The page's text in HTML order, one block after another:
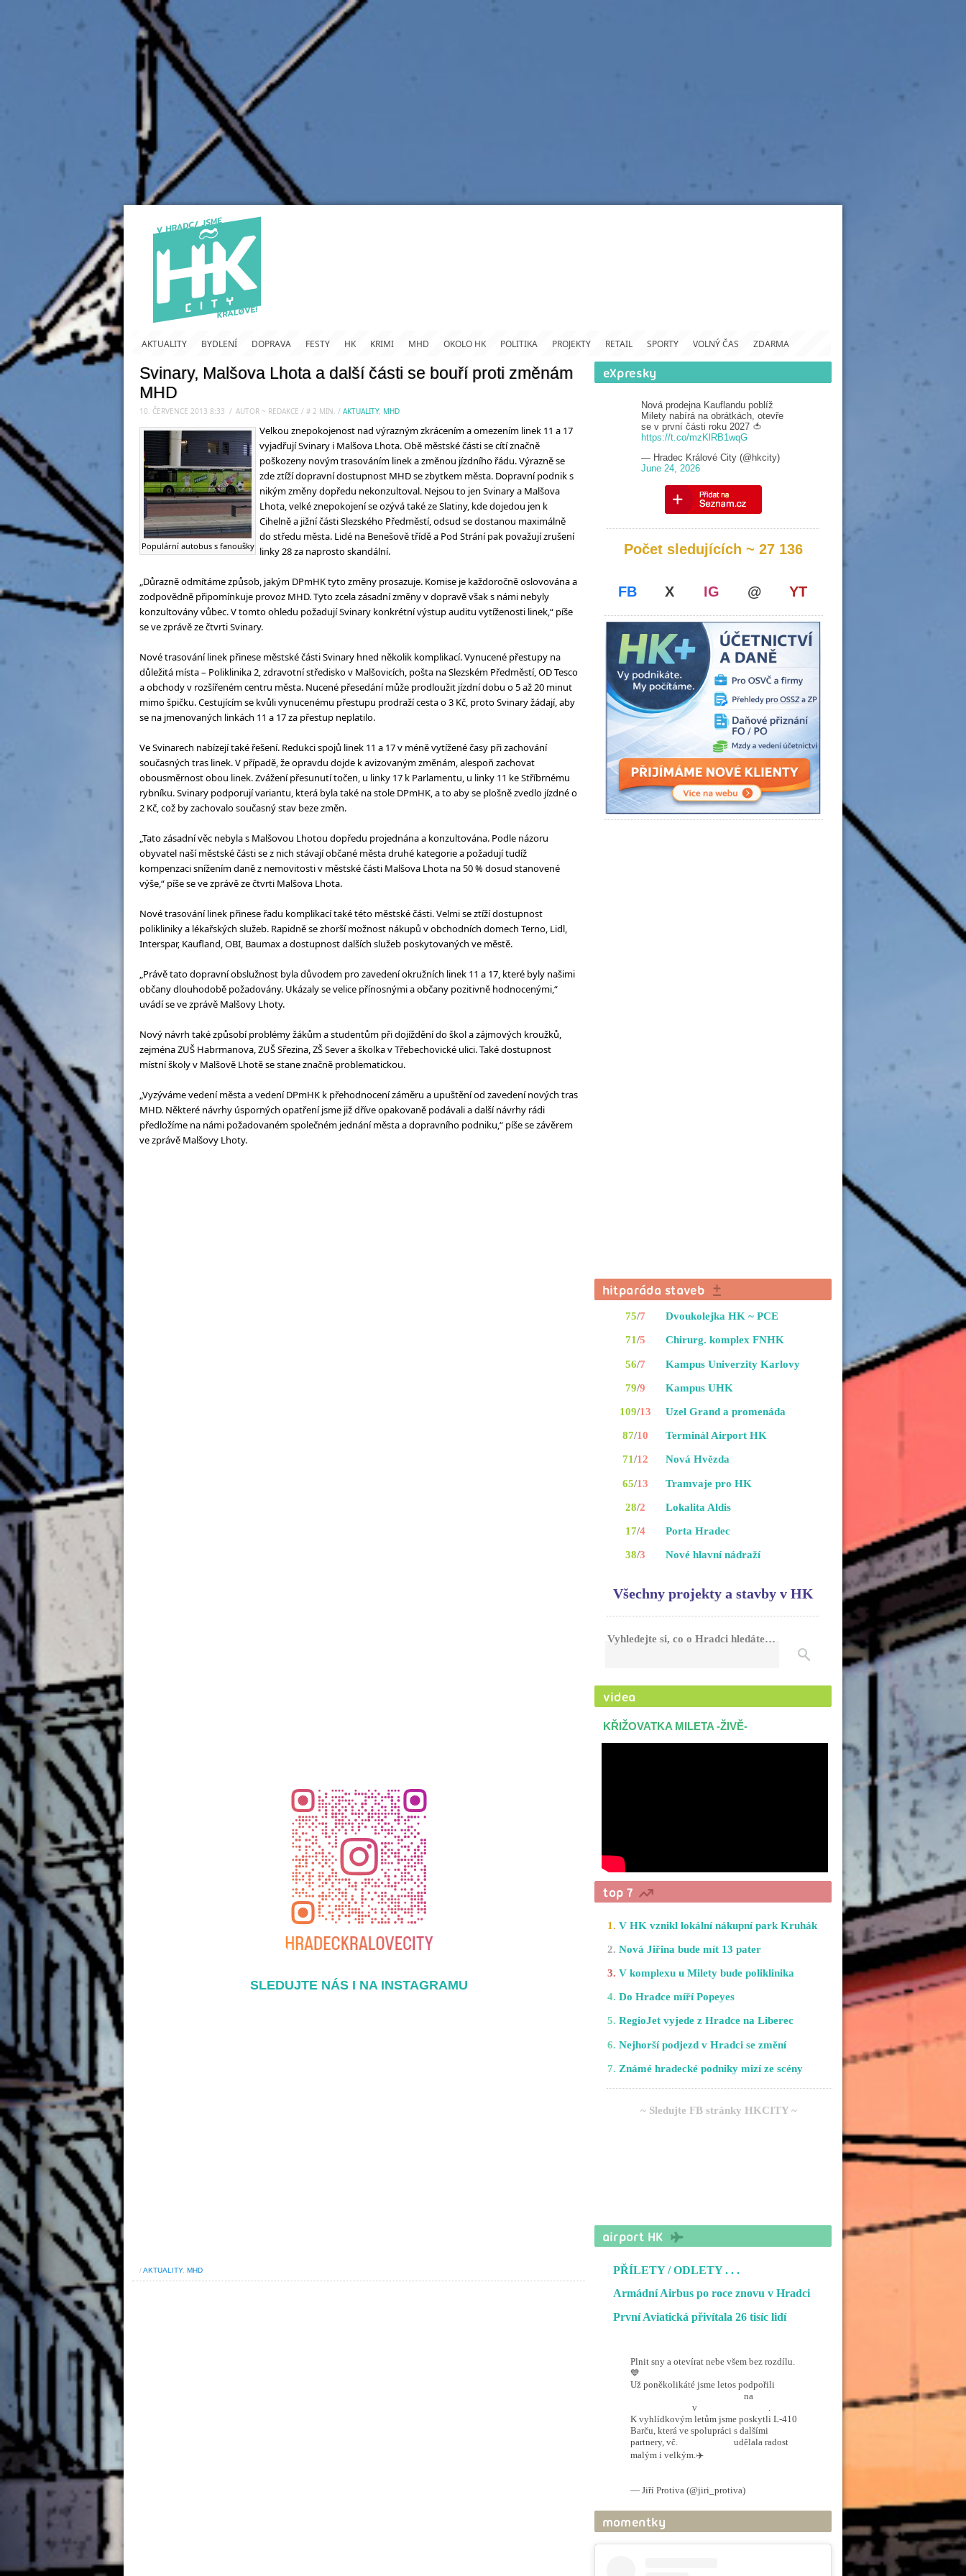
AKTUALITY BYDLENÍ DOPRAVA FESTY HK KRIMI MHD OKOLO HK POLITIKA PROJEKTY RETAIL SPORTY VOLNÝ ČAS ZDARMA
Svinary, Malšova Lhota a další části se bouří proti změnám
MHD
10. ČERVENCE 2013 8:33 / AUTOR ~ REDAKCE / # 2 MIN. / AKTUALITY, MHD
Populární autobus s fanoušky
Velkou znepokojenost nad výrazným zkrácením a omezením linek 11 a 17
vyjadřují Svinary i Malšova Lhota. Obě městské části se cítí značně
poškozeny novým trasováním linek a změnou jízdního řádu. Výrazně se
zde ztíží dopravní dostupnost MHD se zbytkem města. Dopravní podnik s
nikým změny dopředu nekonzultoval. Nejsou to jen Svinary a Malšova
Lhota, velké znepokojení se ozývá také ze Slatiny, kde dojedou jen k
Cihelně a jižní části Slezského Předměstí, odsud se dostanou maximálně
do středu města. Lidé na Benešově třídě a Pod Strání pak považují zrušení
linky 28 za naprosto skandální.
„Důrazně odmítáme způsob, jakým DPmHK tyto změny prosazuje. Komise je každoročně oslovována a
zodpovědně připomínkuje provoz MHD. Tyto zcela zásadní změny v dopravě však s námi nebyly
konzultovány vůbec. V tomto ohledu požadují Svinary konkrétní výstup auditu vytíženosti linek,“ píše
se ve zprávě ze čtvrti Svinary.
Nové trasování linek přinese městské části Svinary hned několik komplikací. Vynucené přestupy na
důležitá místa – Poliklinika 2, zdravotní středisko v Malšovicích, pošta na Slezském Předměstí, OD Tesco
a obchody v rozšířeném centru města. Nucené přesedání může prodloužit jízdní dobu o 5 až 20 minut
mimo špičku. Cestujícím se kvůli vynucenému přestupu prodraží cesta o 3 Kč, proto Svinary žádají, aby
se na jmenovaných linkách 11 a 17 za přestup neplatilo.
Ve Svinarech nabízejí také řešení. Redukci spojů linek 11 a 17 v méně vytížené časy při zachování
současných tras linek. V případě, že opravdu dojde k avizovaným změnám, alespoň zachovat
obousměrnost obou linek. Zvážení přesunutí točen, u linky 17 k Parlamentu, u linky 11 ke Stříbrnému
rybníku. Svinary podporují variantu, která byla také na stole DPmHK, a to aby se plošně zvedlo jízdné o
2 Kč, což by zachovalo současný stav beze změn.
„Tato zásadní věc nebyla s Malšovou Lhotou dopředu projednána a konzultována. Podle názoru
obyvatel naší městské části se z nich stávají občané města druhé kategorie a požadují tudíž
kompenzaci snížením daně z nemovitosti v městské části Malšova Lhota na 50 % dosud stanovené
výše,“ píše se ve zprávě ze čtvrti Malšova Lhota.
Nové trasování linek přinese řadu komplikací také této městské části. Velmi se ztíží dostupnost
polikliniky a lékařských služeb. Rapidně se zhorší možnost nákupů v obchodních domech Terno, Lidl,
Interspar, Kaufland, OBI, Baumax a dostupnost dalších služeb poskytovaných ve městě.
„Právě tato dopravní obslužnost byla důvodem pro zavedení okružních linek 11 a 17, které byly našimi
občany dlouhodobě požadovány. Ukázaly se velice přínosnými a občany pozitivně hodnocenými,“
uvádí se ve zprávě Malšovy Lhoty.
Nový návrh také způsobí problémy žákům a studentům při dojíždění do škol a zájmových kroužků,
zejména ZUŠ Habrmanova, ZUŠ Sřezina, ZŠ Sever a školka v Třebechovické ulici. Také dostupnost
místní školy v Malšově Lhotě se stane značně problematickou.
„Vyzýváme vedení města a vedení DPmHK k přehodnocení záměru a upuštění od zavedení nových tras
MHD. Některé návrhy úsporných opatření jsme již dříve opakovaně podávali a další návrhy rádi
předložíme na námi požadovaném společném jednání města a dopravního podniku,“ píše se závěrem
ve zprávě Malšovy Lhoty.
SLEDUJTE NÁS I NA INSTAGRAMU
/AKTUALITY, MHD
Nová prodejna Kauflandu poblíž
Milety nabírá na obrátkách, otevře
se v první části roku 2027 🍅
https://t.co/mzKlRB1wqG
— Hradec Králové City (@hkcity)
June 24, 2026
Počet sledujících ~ 27 136
FB X IG @ YT
75/7
71/5
56/7
79/9
109/13
87/10
71/12
65/13
28/2
17/4
38/3
Dvoukolejka HK ~ PCE
Chirurg. komplex FNHK
Kampus Univerzity Karlovy
Kampus UHK
Uzel Grand a promenáda
Terminál Airport HK
Nová Hvězda
Tramvaje pro HK
Lokalita Aldis
Porta Hradec
Nové hlavní nádraží
Všechny projekty a stavby v HK
Vyhledejte si, co o Hradci hledáte…
KŘIŽOVATKA MILETA -ŽIVĚ-
1. V HK vznikl lokální nákupní park Kruhák
2. Nová Jiřina bude mít 13 pater
3. V komplexu u Milety bude poliklinika
4. Do Hradce míří Popeyes
5. RegioJet vyjede z Hradce na Liberec
6. Nejhorší podjezd v Hradci se změní
7. Známé hradecké podniky mizí ze scény
~ Sledujte FB stránky HKCITY ~
PŘÍLETY / ODLETY. . .
Armádní Airbus po roce znovu v Hradci
První Aviatická přivítala 26 tisíc lidí
Plnit sny a otevírat nebe všem bez rozdílu.
💙
Už poněkolikáté jsme letos podpořili
na
v
.
K vyhlídkovým letům jsme poskytli L-410
Barču, která ve spolupráci s dalšími
partnery, vč.
udělala radost
malým i velkým.✈️
— Jiří Protiva (@jiri_protiva)